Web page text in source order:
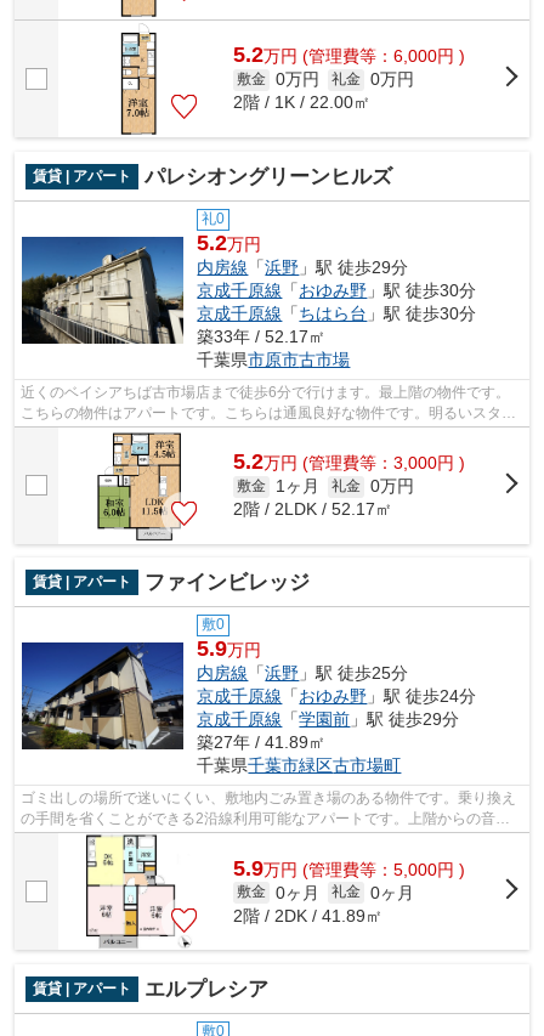
5.2万円 (管理費等：6,000円 )
敷金 0万円 礼金 0万円
2階 / 1K / 22.00㎡
賃貸 | アパート パレシオングリーンヒルズ
礼0
5.2万円
内房線 「浜野 」駅 徒歩29分
京成千原線 「おゆみ野 」駅 徒歩30分
京成千原線 「ちはら台 」駅 徒歩30分
築33年 / 52.17㎡
千葉県市原市古市場
近くのベイシアちば古市場店まで徒歩6分で行けます。最上階の物件です。
こちらの物件はアパートです。こちらは通風良好な物件です。明るいスタッ
フ、明るい店内。株式会社ネイティブ・...
5.2万円 (管理費等：3,000円 )
敷金 1ヶ月 礼金 0万円
2階 / 2LDK / 52.17㎡
賃貸 | アパート ファインビレッジ
敷0
5.9万円
内房線 「浜野 」駅 徒歩25分
京成千原線 「おゆみ野 」駅 徒歩24分
京成千原線 「学園前 」駅 徒歩29分
築27年 / 41.89㎡
千葉県千葉市緑区古市場町
ゴミ出しの場所で迷いにくい、敷地内ごみ置き場のある物件です。乗り換え
の手間を省くことができる2沿線利用可能なアパートです。上階からの音が
聞こえないのが最上階の最大のメリット...
5.9万円 (管理費等：5,000円 )
敷金 0ヶ月 礼金 0ヶ月
2階 / 2DK / 41.89㎡
賃貸 | アパート エルプレシア
敷0